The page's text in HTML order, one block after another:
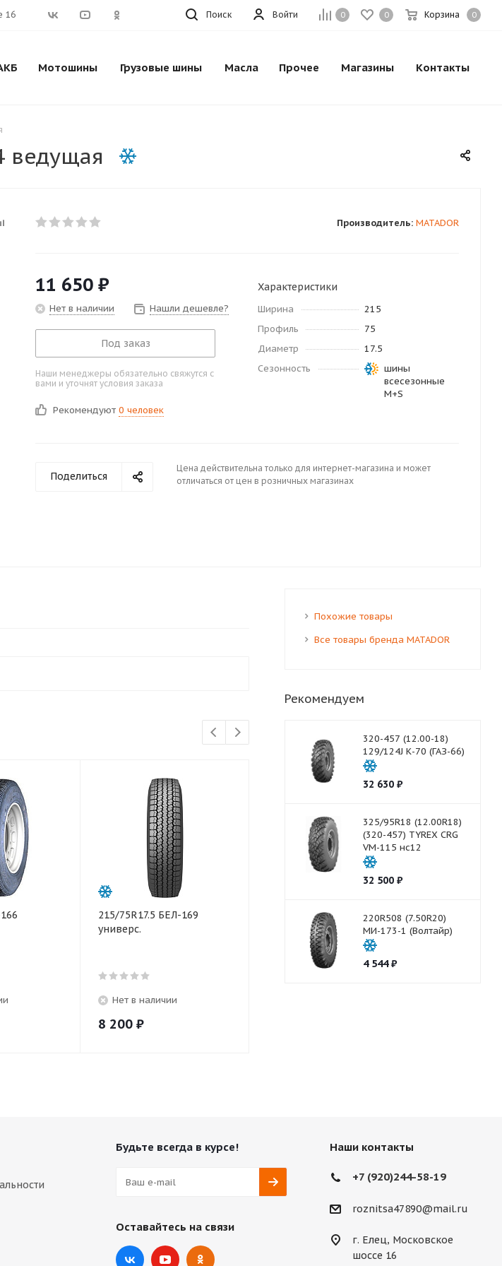
0 0 Корзина 0
Войти
16 Поиск
Мотошины Грузовые шины Масла Прочее Магазины Контакты
ведущая
Производитель: MATADOR
11 650 ₽
Нет в наличии Нашли дешевле?
Под заказ
Наши менеджеры обязательно свяжутся с
вами и уточнят условия заказа
Рекомендуют 0 человек
Характеристики
Ширина
215
Профиль
75
Диаметр
17.5
Сезонность
шины
всесезонные
M+S
Поделиться
Цена действительна только для интернет-магазина и может
отличаться от цен в розничных магазинах
215/75R17.5 БЕЛ-169
универс.
Нет в наличии
8 200 ₽
215/75R17.5 KORMORAN
ROADS 2T TL прицепная
215/75R17.5
168
Похожие товары
Все товары бренда MATADOR
Рекомендуем
320-457 (12.00-18)
129/124J К-70 (ГАЗ-66)
32 630₽
325/95R18 (12.00R18)
(320-457) TYREX CRG
VM-115 нс12
32 500₽
220R508 (7.50R20)
МИ-173-1 (Волтайр)
4 544₽
Будьте всегда в курсе!
Оставайтесь на связи
Наши контакты
+7 (920)244-58-19
roznitsa47890@mail.ru
г. Елец, Московское
шоссе 16